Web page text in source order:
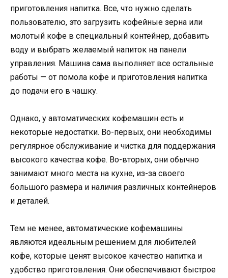
приготовления напитка. Все, что нужно сделать
пользователю, это загрузить кофейные зерна или
молотый кофе в специальный контейнер, добавить
воду и выбрать желаемый напиток на панели
управления. Машина сама выполняет все остальные
работы — от помола кофе и приготовления напитка
до подачи его в чашку.
Однако, у автоматических кофемашин есть и
некоторые недостатки. Во-первых, они необходимы
регулярное обслуживание и чистка для поддержания
высокого качества кофе. Во-вторых, они обычно
занимают много места на кухне, из-за своего
большого размера и наличия различных контейнеров
и деталей.
Тем не менее, автоматические кофемашины
являются идеальным решением для любителей
кофе, которые ценят высокое качество напитка и
удобство приготовления. Они обеспечивают быстрое